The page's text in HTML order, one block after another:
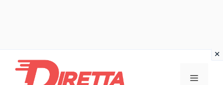
Menu